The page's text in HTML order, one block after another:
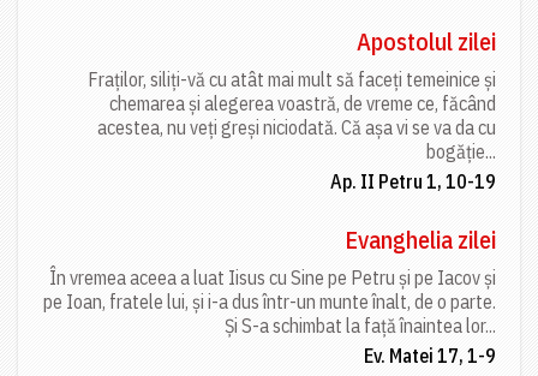
Apostolul zilei
Fraților, siliți-vă cu atât mai mult să faceți temeinice și
chemarea și alegerea voastră, de vreme ce, făcând
acestea, nu veți greși niciodată. Că așa vi se va da cu
bogăție...
Ap. II Petru 1, 10-19
Evanghelia zilei
În vremea aceea a luat Iisus cu Sine pe Petru și pe Iacov și
pe Ioan, fratele lui, și i-a dus într-un munte înalt, de o parte.
Și S-a schimbat la față înaintea lor...
Ev. Matei 17, 1-9